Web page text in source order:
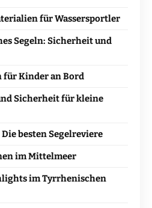
für Wassersportler
Segeln: Sicherheit und
für Kinder an Bord
Sicherheit für kleine
besten Segelreviere
im Mittelmeer
im Tyrrhenischen